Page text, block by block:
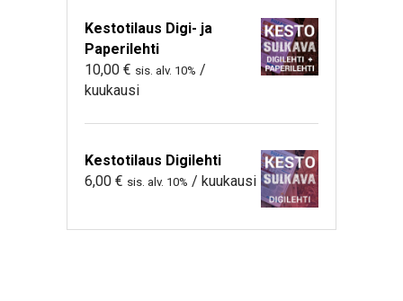
Kestotilaus Digi- ja
Paperilehti
10,00 € sis. alv. 10% /
kuukausi
Kestotilaus Digilehti
6,00 € sis. alv. 10% / kuukausi